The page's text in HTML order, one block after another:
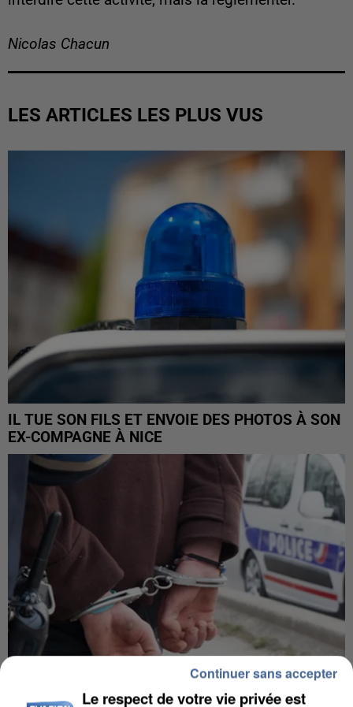
Nicolas Chacun
LES ARTICLES LES PLUS VUS
IL TUE SON FILS ET ENVOIE DES PHOTOS À SON
EX-COMPAGNE À NICE
Le respect de votre vie privée est
Continuer sans accepter